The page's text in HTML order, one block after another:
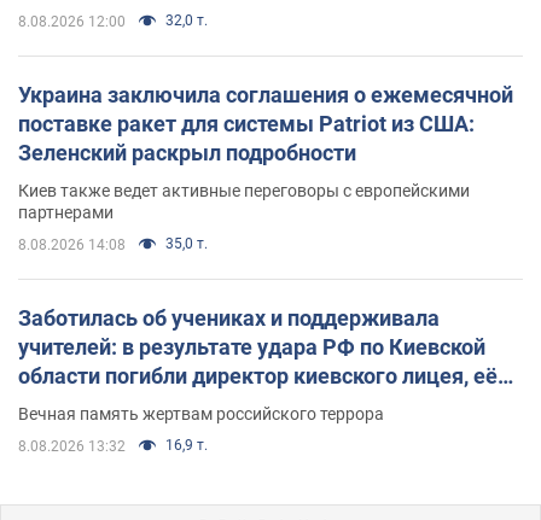
8.08.2026 12:00 32,0 т.
Украина заключила соглашения о ежемесячной
поставке ракет для системы Patriot из США:
Зеленский раскрыл подробности
Киев также ведет активные переговоры с европейскими
партнерами
8.08.2026 14:08 35,0 т.
Заботилась об учениках и поддерживала
учителей: в результате удара РФ по Киевской
области погибли директор киевского лицея, её
муж и внук
Вечная память жертвам российского террора
8.08.2026 13:32 16,9 т.